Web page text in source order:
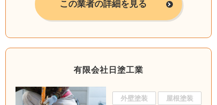
この業者の詳細を見る
有限会社日塗工業
外壁塗装 屋根塗装